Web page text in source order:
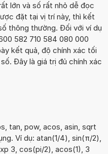
lớn và số rất nhỏ dễ đọc
đặt tại vị trí này, thì kết
thông thường. Đối với ví dụ
582 710 584 080 000
kết quả, độ chính xác tối
Đây là giá trị đủ chính xác
tan, pow, acos, asin, sqrt
Ví dụ: atan(1/4), sin(π/2),
3, cos(pi/2), acos(1), 3